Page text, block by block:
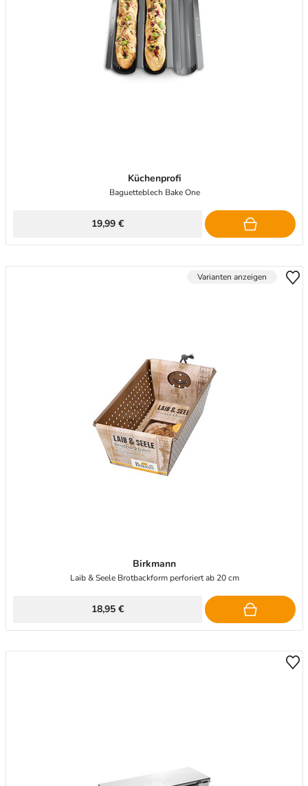
Küchenprofi
Baguetteblech Bake One
19,99 €
Varianten anzeigen
Birkmann
Laib & Seele Brotbackform perforiert ab 20 cm
18,95 €